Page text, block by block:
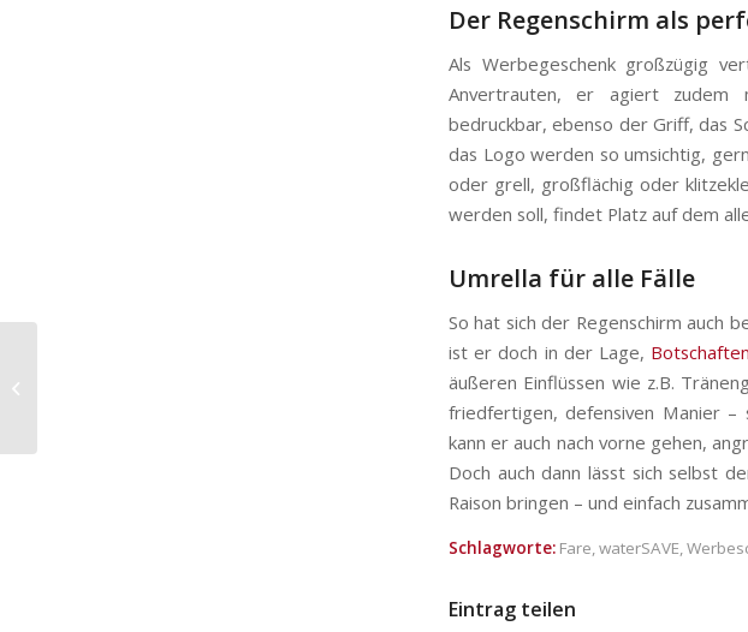
Der Regenschirm als
Als Werbegeschenk großzügig
Anvertrauten, er agiert zudem
bedruckbar, ebenso der Griff, das
das Logo werden so umsichtig,
oder grell, großflächig oder
werden soll, findet Platz auf dem
Umrella für alle Fälle
So hat sich der Regenschirm auch
ist er doch in der Lage,
äußeren Einflüssen wie z.B.
friedfertigen, defensiven Manier
kann er auch nach vorne gehen,
Doch auch dann lässt sich selbst
Raison bringen – und einfach
Schlagworte: Fare waterSAVE
Eintrag teilen